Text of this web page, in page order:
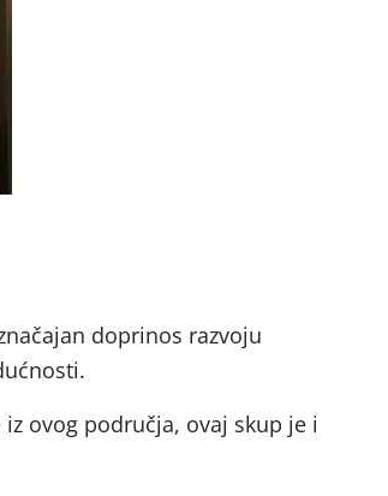
doprinos razvoju
ovog područja, ovaj skup je i